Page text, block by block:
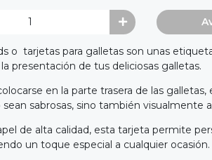
o tarjetas para galletas son unas
presentación de tus deliciosas galletas.
en la parte trasera de las
sabrosas, sino también visualmente
de alta calidad, esta tarjeta permite
un toque especial a cualquier ocasión.